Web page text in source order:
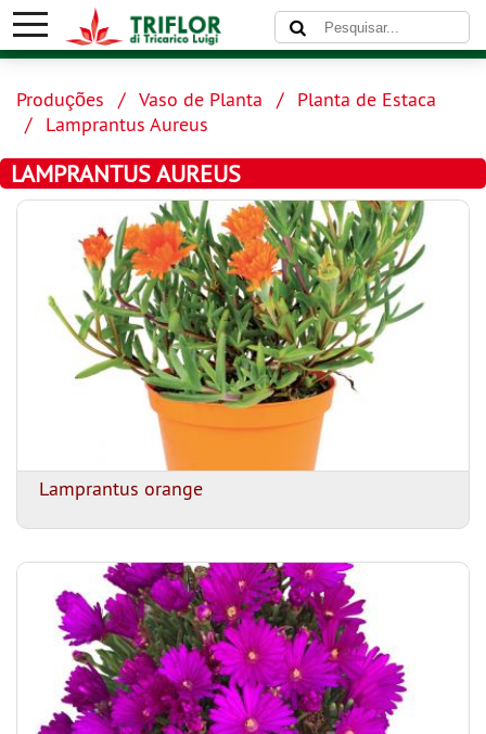
Produções Vaso de Planta
Planta de Estaca
Lamprantus Aureus
LAMPRANTUS AUREUS
Lamprantus orange